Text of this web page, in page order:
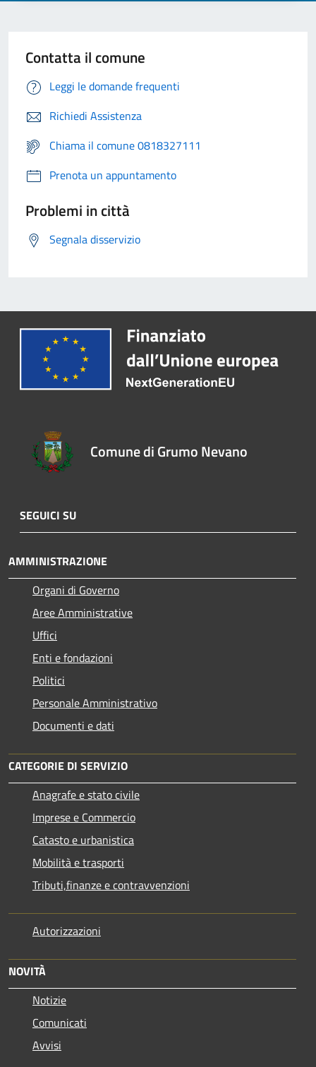
Contatta il comune
Leggi le domande frequenti
Richiedi Assistenza
Chiama il comune 0818327111
Prenota un appuntamento
Problemi in città
Segnala disservizio
Comune di Grumo Nevano
SEGUICI SU
AMMINISTRAZIONE
Organi di Governo
Aree Amministrative
Uffici
Enti e fondazioni
Politici
Personale Amministrativo
Documenti e dati
CATEGORIE DI SERVIZIO
Anagrafe e stato civile
Imprese e Commercio
Catasto e urbanistica
Mobilità e trasporti
Tributi,finanze e contravvenzioni
Autorizzazioni
NOVITÀ
Notizie
Comunicati
Avvisi